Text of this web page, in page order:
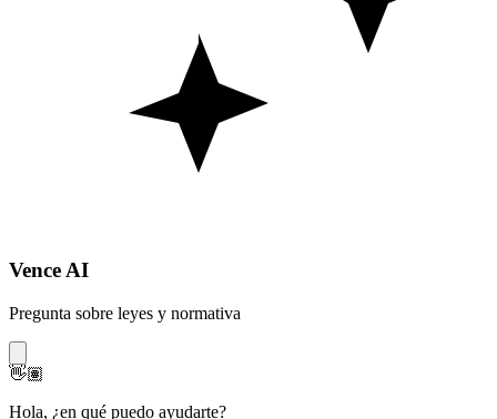
Vence AI
Pregunta sobre leyes y normativa
👋🏽
Hola, ¿en qué puedo ayudarte?